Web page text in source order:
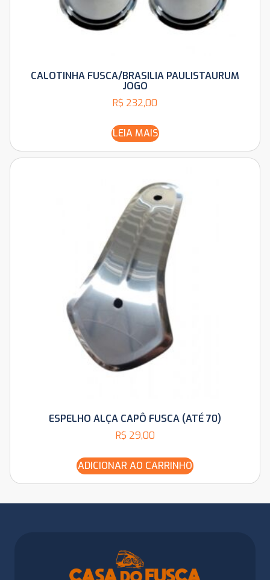
CALOTINHA FUSCA/BRASILIA PAULISTAURUM
JOGO
R$ 232,00
LEIA MAIS
ESPELHO ALÇA CAPÔ FUSCA (ATÉ 70)
R$ 29,00
ADICIONAR AO CARRINHO